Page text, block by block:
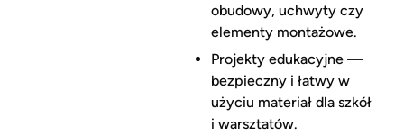
obudowy, uchwyty czy
elementy montażowe.
Projekty edukacyjne —
bezpieczny i łatwy w
użyciu materiał dla szkół
i warsztatów.